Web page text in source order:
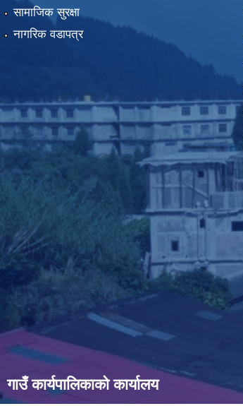
सामाजिक सुरक्षा
नागरिक वडापत्र
गाउँ कार्यपालिकाको कार्यालय